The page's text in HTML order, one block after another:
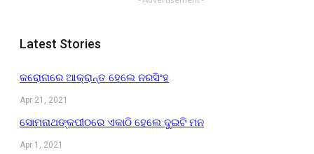
Latest Stories
କରୋନାରେ ଆକ୍ରାନ୍ତ ହେଲେ ନରସିଂହ
Apr 21, 2021
ସୋମନାଥଙ୍କପୀଠରେ ଏକାଠି ହେଲେ ଦୁଇଟି ମନ
Apr 1, 2021